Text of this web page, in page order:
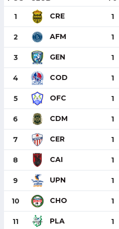
1 CRE 1
2 AFM 1
3 GEN 1
4 COD 1
5 OFC 1
6 CDM 1
7 CER 1
8 CAI 1
9 UPN 1
10 CHO 1
11 PLA 1